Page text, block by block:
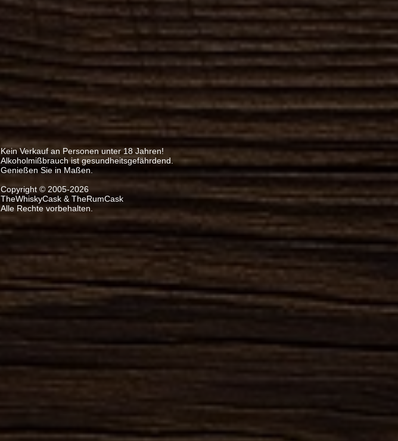
Kein Verkauf an Personen unter 18 Jahren!
Alkoholmißbrauch ist gesundheitsgefährdend.
Genießen Sie in Maßen.
Copyright © 2005-2026
TheWhiskyCask & TheRumCask
Alle Rechte vorbehalten.